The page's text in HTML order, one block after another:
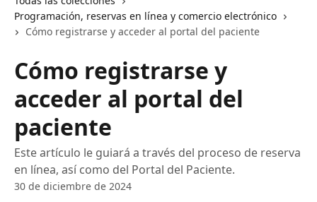
Programación, reservas en línea y comercio electrónico
Cómo registrarse y acceder al portal del paciente
Cómo registrarse y
acceder al portal del
paciente
Este artículo le guiará a través del proceso de reserva
en línea, así como del Portal del Paciente.
30 de diciembre de 2024